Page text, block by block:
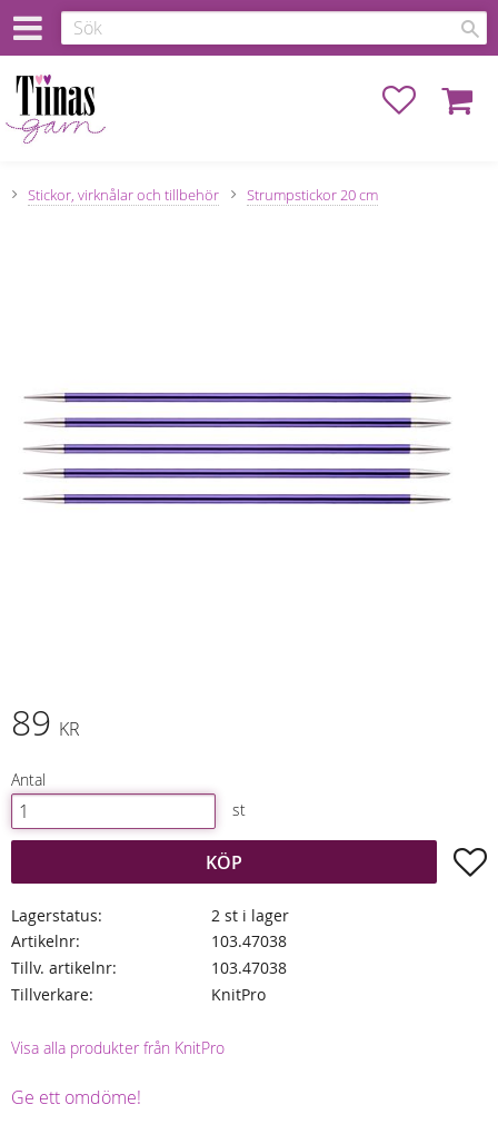
Favoriter
Stickor, virknålar och tillbehör Strumpstickor 20 cm
89 KR
Antal
st
KÖP
Lagerstatus
2 st i lager
Artikelnr
103.47038
Tillv. artikelnr
103.47038
Tillverkare
KnitPro
Visa alla produkter från KnitPro
Ge ett omdöme!